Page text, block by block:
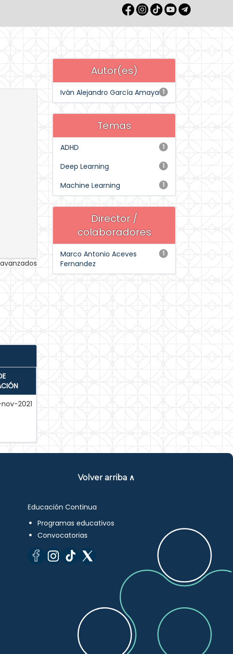
2021
Autor(es)
1
Iván Alejandro García Amaya
Temas
1
ADHD
1
Deep Learning
1
Machine Learning
Director /
colaboradores
1
Marco Antonio Aceves
Fernandez
Volver arriba ∧
Educación Continua
Programas educativos
Convocatorias